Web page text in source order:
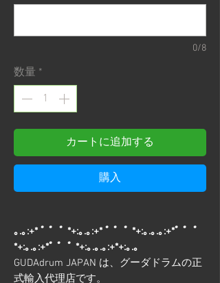
0/8
数量 *
カートに追加する
購入
｡.｡:+* ﾟ ゜ﾟ *+:｡.｡:+* ﾟ ゜ﾟ *+:｡.｡.｡:+*ﾟ ゜ﾟ
*+:｡.｡:+*ﾟ ゜ﾟ *+:｡.｡.｡:+*+:｡.｡
GUDAdrum JAPAN は、グーダドラムの正
式輸入代理店です。